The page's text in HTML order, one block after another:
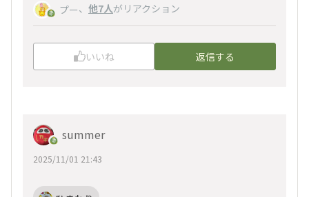
プー、 他7人がリアクション
いいね 返信する
summer
2025/11/01 21:43